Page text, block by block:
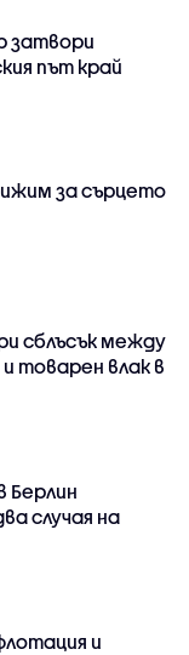
затвори
път край
за сърцето
сблъсък между
товарен влак в
Берлин
случая на
и